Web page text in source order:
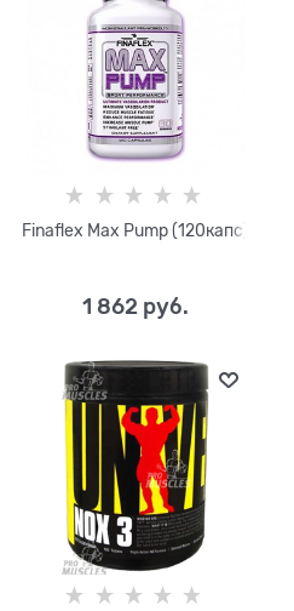
Finaflex Max Pump (120капс)
1 862 руб.